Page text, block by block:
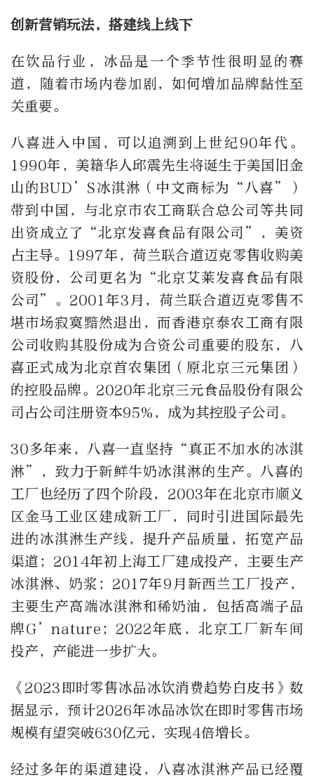
创新营销玩法，搭建线上线下
在饮品行业，冰品是一个季节性很明显的赛
道，随着市场内卷加剧，如何增加品牌黏性至
关重要。
八喜进入中国，可以追溯到上世纪90年代。
1990年，美籍华人邱震先生将诞生于美国旧金
山的BUD’S冰淇淋（中文商标为“八喜”）
带到中国，与北京市农工商联合总公司等共同
出资成立了“北京发喜食品有限公司”，美资
占主导。1997年，荷兰联合道迈克零售收购美
资股份，公司更名为“北京艾莱发喜食品有限
公司”。2001年3月，荷兰联合道迈克零售不
堪市场寂寞黯然退出，而香港京泰农工商有限
公司收购其股份成为合资公司重要的股东，八
喜正式成为北京首农集团（原北京三元集团）
的控股品牌。2020年北京三元食品股份有限公
司占公司注册资本95%，成为其控股子公司。
30多年来，八喜一直坚持“真正不加水的冰淇
淋”，致力于新鲜牛奶冰淇淋的生产。八喜的
工厂也经历了四个阶段，2003年在北京市顺义
区金马工业区建成新工厂，同时引进国际最先
进的冰淇淋生产线，提升产品质量，拓宽产品
渠道；2014年初上海工厂建成投产，主要生产
冰淇淋、奶浆；2017年9月新西兰工厂投产，
主要生产高端冰淇淋和稀奶油，包括高端子品
牌G’nature；2022年底，北京工厂新车间
投产，产能进一步扩大。
《2023即时零售冰品冰饮消费趋势白皮书》数
据显示，预计2026年冰品冰饮在即时零售市场
规模有望突破630亿元，实现4倍增长。
经过多年的渠道建设，八喜冰淇淋产品已经覆